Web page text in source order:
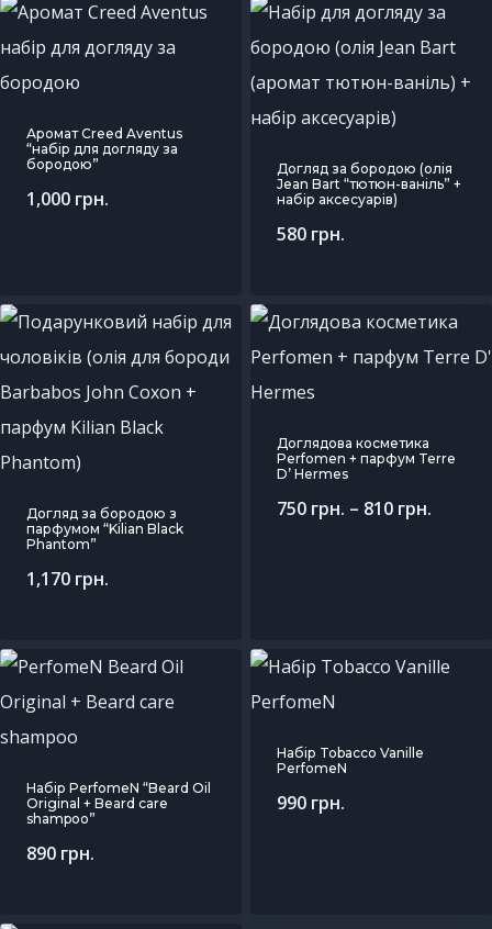
Аромат Creed Aventus
“набір для догляду за
бородою”
1,000 грн.
Догляд за бородою (олія
Jean Bart “тютюн-ваніль” +
набір аксесуарів)
580 грн.
Догляд за бородою з
парфумом “Kilian Black
Phantom”
1,170 грн.
Доглядова косметика
Perfomen + парфум Terre
D’ Hermes
750 грн. – 810 грн.
Набір PerfomeN “Beard Oil
Original + Beard care
shampoo”
890 грн.
Набір Tobacco Vanille
PerfomeN
990 грн.